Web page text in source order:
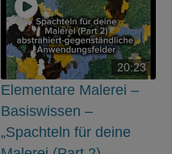
20:23
Elementare Malerei –
Basiswissen –
„Spachteln für deine